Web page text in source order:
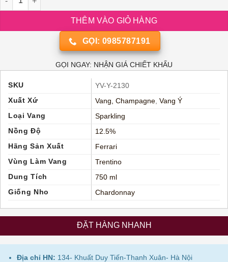
THÊM VÀO GIỎ HÀNG
GỌI: 0985787191
GỌI NGAY: NHẬN GIÁ CHIẾT KHẤU
SKU
YV-Y-2130
Xuất Xứ
Vang, Champagne, Vang Ý
Loại Vang
Sparkling
Nồng Độ
12.5%
Hãng Sản Xuất
Ferrari
Vùng Làm Vang
Trentino
Dung Tích
750 ml
Giống Nho
Chardonnay
ĐẶT HÀNG NHANH
Địa chỉ HN: 134- Khuất Duy Tiến-Thanh Xuân- Hà Nội